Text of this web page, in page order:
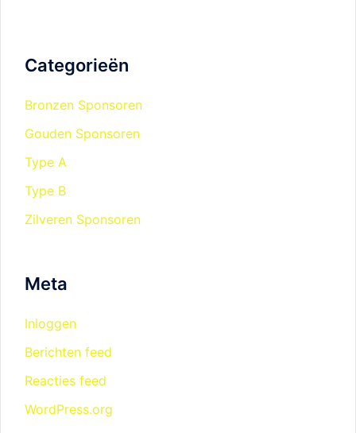
Categorieën
Bronzen Sponsoren
Gouden Sponsoren
Type A
Type B
Zilveren Sponsoren
Meta
Inloggen
Berichten feed
Reacties feed
WordPress.org